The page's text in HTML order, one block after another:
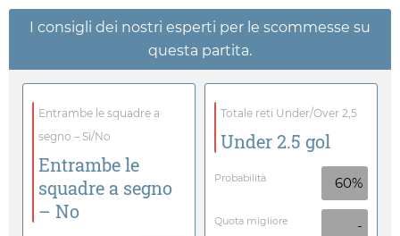
I consigli dei nostri esperti per le scommesse su
questa partita.
Entrambe le squadre a
segno – Sì/No
Entrambe le
squadre a segno
– No
Totale reti Under/Over 2,5
Under 2.5 gol
Probabilità 60%
Quota migliore -